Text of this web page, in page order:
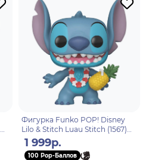
Фигурка Funko POP! Disney
Lilo & Stitch Luau Stitch (1567)
86275
1 999р.
100 Pop-Баллов